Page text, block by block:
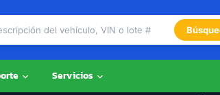
Servicios